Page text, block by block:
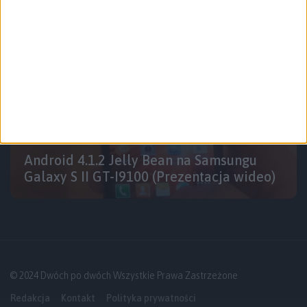
Android 4.1.2 Jelly Bean na Samsungu
Galaxy S II GT-I9100 (Prezentacja wideo)
© 2024 Dwóch po dwóch Wszystkie Prawa Zastrzeżone
Redakcja Kontakt Polityka prywatności